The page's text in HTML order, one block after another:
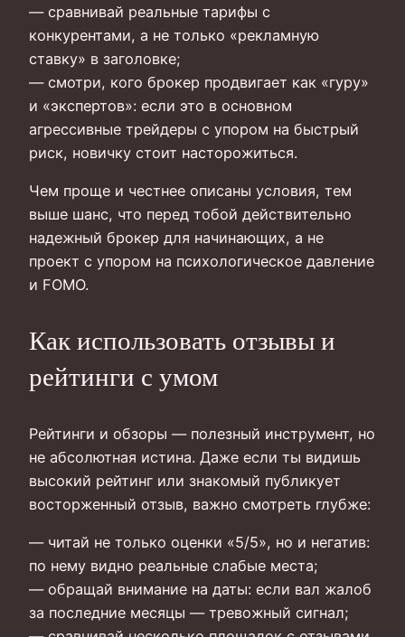
— сравнивай реальные тарифы с
конкурентами, а не только «рекламную
ставку» в заголовке;
— смотри, кого брокер продвигает как «гуру»
и «экспертов»: если это в основном
агрессивные трейдеры с упором на быстрый
риск, новичку стоит насторожиться.
Чем проще и честнее описаны условия, тем
выше шанс, что перед тобой действительно
надежный брокер для начинающих, а не
проект с упором на психологическое давление
и FOMO.
Как использовать отзывы и
рейтинги с умом
Рейтинги и обзоры — полезный инструмент, но
не абсолютная истина. Даже если ты видишь
высокий рейтинг или знакомый публикует
восторженный отзыв, важно смотреть глубже:
— читай не только оценки «5/5», но и негатив:
по нему видно реальные слабые места;
— обращай внимание на даты: если вал жалоб
за последние месяцы — тревожный сигнал;